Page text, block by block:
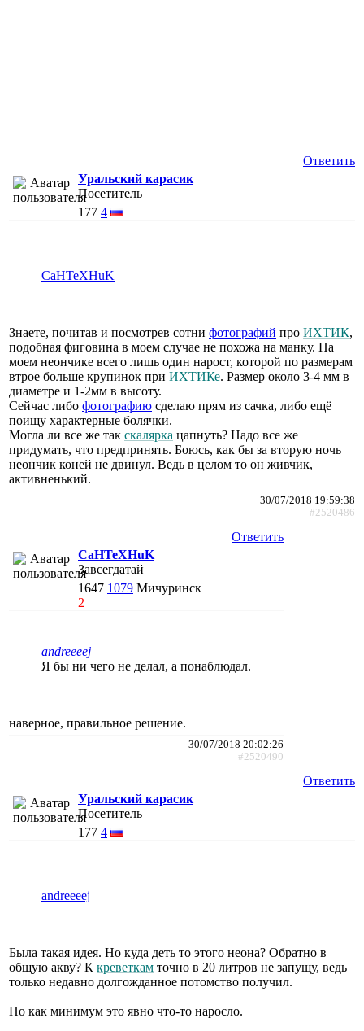
Ответить
Уральский карасик
Посетитель
177 4
CaHTeXHuK
Знаете, почитав и посмотрев сотни фотографий про ИХТИК,
подобная фиговина в моем случае не похожа на манку. На
моем неончике всего лишь один нарост, которой по размерам
втрое больше крупинок при ИХТИКе. Размер около 3-4 мм в
диаметре и 1-2мм в высоту.
Сейчас либо фотографию сделаю прям из сачка, либо ещё
поищу характерные болячки.
Могла ли все же так скалярка цапнуть? Надо все же
придумать, что предпринять. Боюсь, как бы за вторую ночь
неончик коней не двинул. Ведь в целом то он живчик,
активненький.
30/07/2018 19:59:38
#2520486
Ответить
CaHTeXHuK
Завсегдатай
1647 1079 Мичуринск
2
andreeeej
Я бы ни чего не делал, а понаблюдал.
наверное, правильное решение.
30/07/2018 20:02:26
#2520490
Ответить
Уральский карасик
Посетитель
177 4
andreeeej
Была такая идея. Но куда деть то этого неона? Обратно в
общую акву? К креветкам точно в 20 литров не запущу, ведь
только недавно долгожданное потомство получил.
Но как минимум это явно что-то наросло.